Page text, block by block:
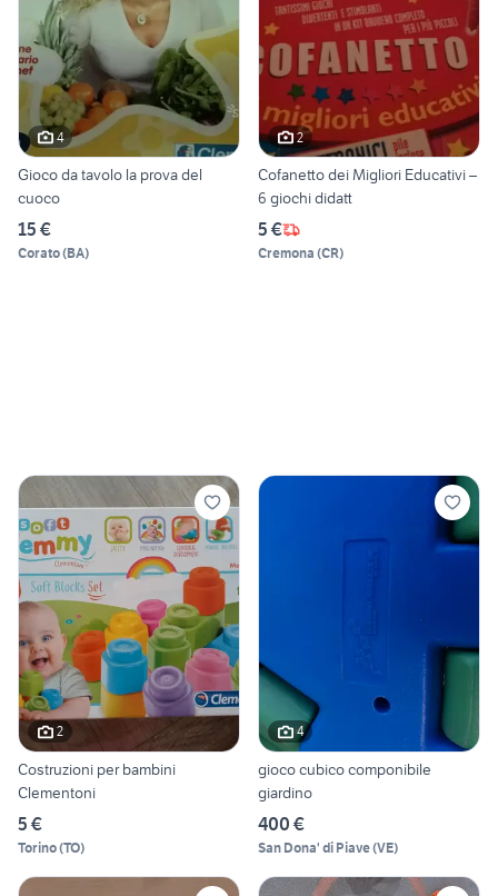
4
Gioco da tavolo la prova del
cuoco
15 €
Corato(BA)
2
Cofanetto dei Migliori Educativi –
6 giochi didatt
5 €
Cremona (CR)
2
Costruzioni per bambini
Clementoni
5 €
Torino(TO)
4
gioco cubico componibile
giardino
400 €
San Dona' di Piave(VE)